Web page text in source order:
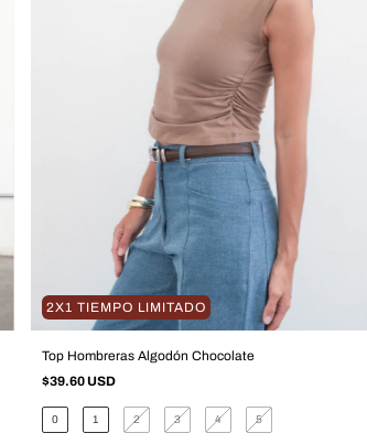
2X1 TIEMPO LIMITADO
Top Hombreras Algodón Chocolate
$39.60 USD
0 1 2 3 4 5